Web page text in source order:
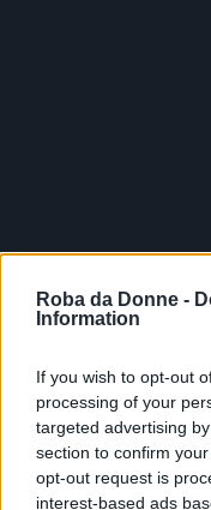
Roba da Donne -
Information
If you wish to opt-out
processing of your
targeted advertising
section to confirm
opt-out request is
interest-based ads